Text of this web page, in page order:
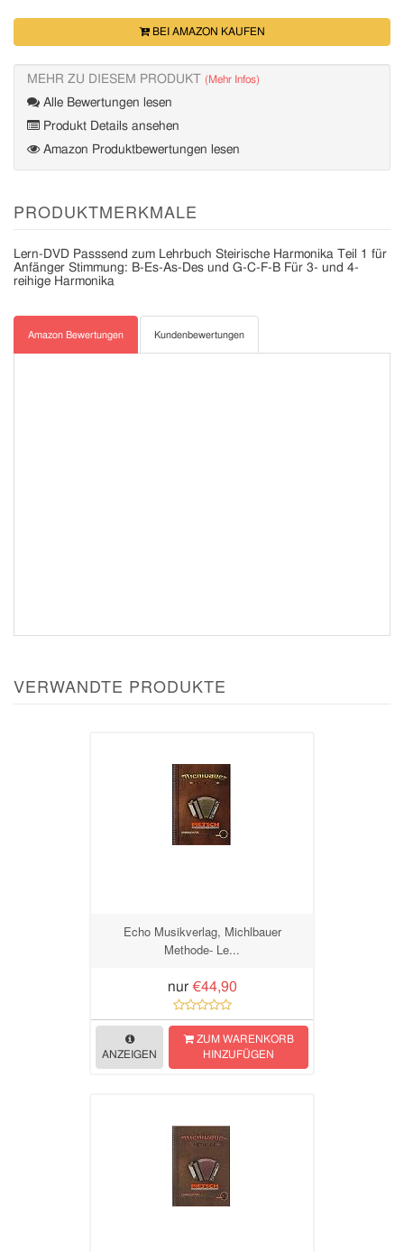
BEI AMAZON KAUFEN
MEHR ZU DIESEM PRODUKT (Mehr Infos)
Alle Bewertungen lesen
Produkt Details ansehen
Amazon Produktbewertungen lesen
PRODUKTMERKMALE
Lern-DVD Passsend zum Lehrbuch Steirische Harmonika Teil 1 für
Anfänger Stimmung: B-Es-As-Des und G-C-F-B Für 3- und 4-
reihige Harmonika
Amazon Bewertungen Kundenbewertungen
VERWANDTE PRODUKTE
Echo Musikverlag, Michlbauer
Methode- Le...
nur €44,90
ANZEIGEN
ZUM WARENKORB
HINZUFÜGEN